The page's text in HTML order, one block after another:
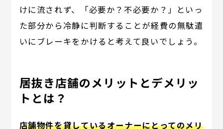
けに流されず、「必要か？不必要か？」といっ
た部分から冷静に判断することが経費の無駄遣
いにブレーキをかけると考えて良いでしょう。
居抜き店舗のメリットとデメリッ
トとは？
店舗物件を貸しているオーナーにとってのメリ